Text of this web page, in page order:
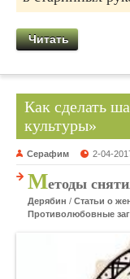
Читать
Как сделать
культуры»
Серафим 2-04-
Методы
Дерябин / Статьи о
Противолюбовные